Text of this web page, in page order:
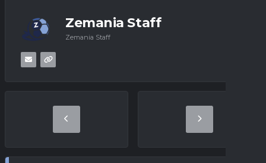
Zemania Staff
Zemania Staff